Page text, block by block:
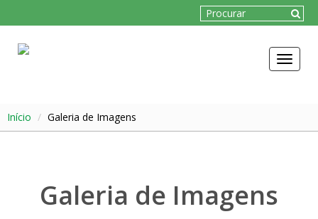
Toggle
Início Galeria de Imagens
Galeria de Imagens